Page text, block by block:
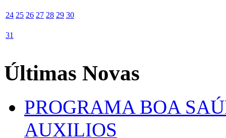
24 25 26 27 28 29 30
31
Últimas Novas
PROGRAMA BOA
AUXILIOS